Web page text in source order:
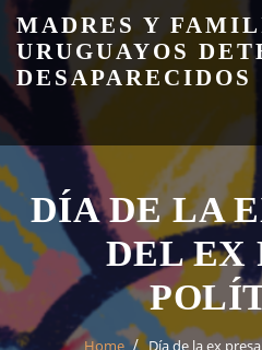
content
MADRES Y
URUGUAYOS
DESAPARECIDOS
DÍA DE LA
DEL EX
Home Día de la ex